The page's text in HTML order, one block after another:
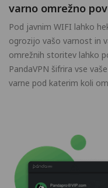
varno omrežno
Pod javnim WIFI lahko
ogrozijo vašo varnost in
omrežnih storitev lahko
PandaVPN šifrira vse
varne pod katerim koli